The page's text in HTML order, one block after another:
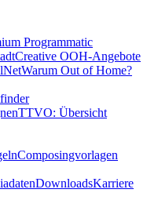
Programmatic
Creative OOH-Angebote
Warum Out of Home?
TTVO: Übersicht
Composingvorlagen
DownloadsKarriere